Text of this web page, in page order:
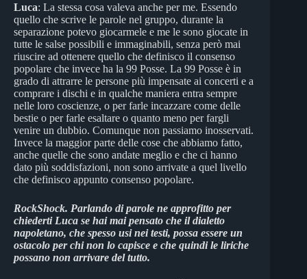
Luca: La stessa cosa valeva anche per me. Essendo
quello che scrive le parole nel gruppo, durante la
separazione potevo giocarmele e me le sono giocate in
tutte le salse possibili e immaginabili, senza però mai
riuscire ad ottenere quello che definisco il consenso
popolare che invece ha la 99 Posse. La 99 Posse è in
grado di attrarre le persone più impensate ai concerti e a
comprare i dischi e in qualche maniera entra sempre
nelle loro coscienze, o per farle incazzare come delle
bestie o per farle esaltare o quanto meno per fargli
venire un dubbio. Comunque non passiamo inosservati.
Invece la maggior parte delle cose che abbiamo fatto,
anche quelle che sono andate meglio e che ci hanno
dato più soddisfazioni, non sono arrivate a quel livello
che definisco appunto consenso popolare.
RockShock. Parlando di parole ne approfitto per
chiederti Luca se hai mai pensato che il dialetto
napoletano, che spesso usi nei testi, possa essere un
ostacolo per chi non lo capisce e che quindi le liriche
possano non arrivare del tutto.